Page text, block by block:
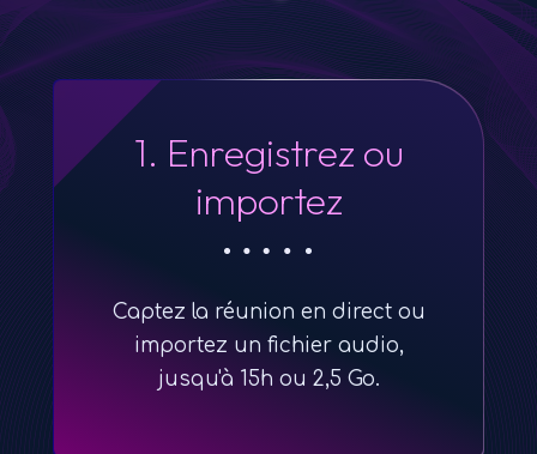
1. Enregistrez ou
importez
Captez la réunion en direct ou
importez un fichier audio,
jusqu'à 15h ou 2,5 Go.